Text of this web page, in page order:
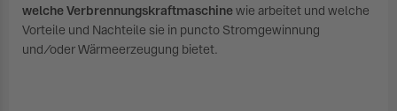
welche Verbrennungskraftmaschinewie arbeitet und welche
Vorteile und Nachteile sie in puncto Stromgewinnung
und/oder Wärmeerzeugung bietet.